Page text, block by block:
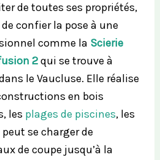
de toutes ses propriétés,
confier la pose à une
comme la Scierie
2qui se trouve à
le Vaucluse. Elle réalise
en bois
les plages de piscines, les
se charger de
de coupe jusqu’à la